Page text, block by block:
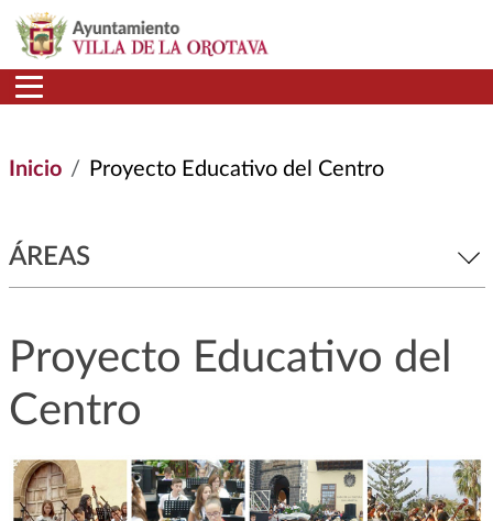
Pasar al contenido principal
Inicio Proyecto Educativo del Centro
ÁREAS
Proyecto Educativo del
Centro